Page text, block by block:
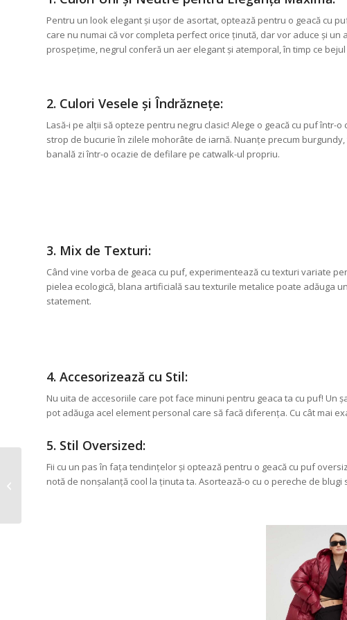
Pentru un look elegant și ușor de asortat, optează pentru o geacă cu
care nu numai că vor completa perfect orice ținută, dar vor aduce și
prospețime, negrul conferă un aer elegant și atemporal, în timp ce
2. Culori Vesele și Îndrăznețe:
Lasă-i pe alții să opteze pentru negru clasic! Alege o geacă cu puf
strop de bucurie în zilele mohorâte de iarnă. Nuanțe precum
banală zi într-o ocazie de defilare pe catwalk-ul propriu.
3. Mix de Texturi:
Când vine vorba de geaca cu puf, experimentează cu texturi variate
pielea ecologică, blana artificială sau texturile metalice poate adăuga
statement.
4. Accesorizează cu Stil:
Nu uita de accesoriile care pot face minuni pentru geaca ta cu puf! Un
pot adăuga acel element personal care să facă diferența. Cu cât mai
5. Stil Oversized:
Fii cu un pas în fața tendințelor și optează pentru o geacă cu puf
notă de nonșalanță cool la ținuta ta. Asortează-o cu o pereche de
„Peach Fuzz” este
Culoarea Anului 2024 –